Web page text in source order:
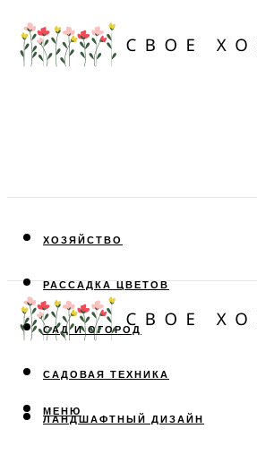
ХОЗЯЙСТВО
РАССАДКА ЦВЕТОВ
САД И ОГОРОД
САДОВАЯ ТЕХНИКА
ЛАНДШАФТНЫЙ ДИЗАЙН
МЕНЮ